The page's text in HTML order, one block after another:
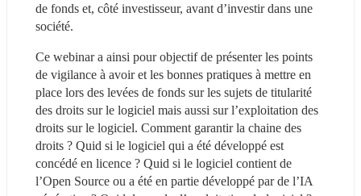
de fonds et, côté investisseur, avant d’investir dans une
société.
Ce webinar a ainsi pour objectif de présenter les points
de vigilance à avoir et les bonnes pratiques à mettre en
place lors des levées de fonds sur les sujets de titularité
des droits sur le logiciel mais aussi sur l’exploitation des
droits sur le logiciel. Comment garantir la chaine des
droits ? Quid si le logiciel qui a été développé est
concédé en licence ? Quid si le logiciel contient de
l’Open Source ou a été en partie développé par de l’IA